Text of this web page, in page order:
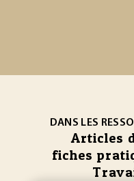
DANS LES
Articles
fiches